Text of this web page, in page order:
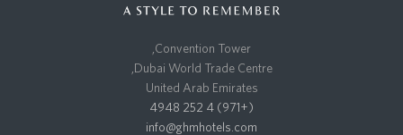
Convention Tower,
Dubai World Trade Centre,
United Arab Emirates
(+971) 4 252 4948
info@ghmhotels.com